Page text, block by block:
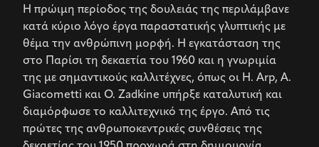
Η πρώιμη περίοδος της δουλειάς της περιλάμβανε
κατά κύριο λόγο έργα παραστατικής γλυπτικής με
θέμα την ανθρώπινη μορφή. Η εγκατάσταση της
στο Παρίσι τη δεκαετία του 1960 και η γνωριμία
της με σημαντικούς καλλιτέχνες, όπως οι H. Arp, A.
Giacometti και Ο. Zadkine υπήρξε καταλυτική και
διαμόρφωσε το καλλιτεχνικό της έργο. Από τις
πρώτες της ανθρωποκεντρικές συνθέσεις της